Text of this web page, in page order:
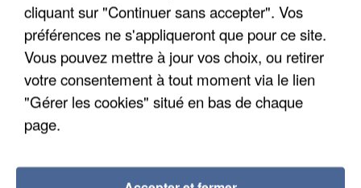
cliquant sur "Continuer sans accepter". Vos
préférences ne s'appliqueront que pour ce site.
Vous pouvez mettre à jour vos choix, ou retirer
votre consentement à tout moment via le lien
"Gérer les cookies" situé en bas de chaque
page.